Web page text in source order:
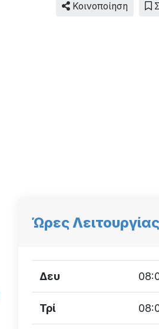
Κοινοποίηση
Ώρες Λειτουργίας
Δευ
Τρί